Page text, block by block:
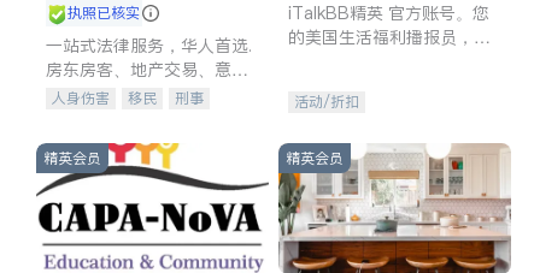
执照已核实
一站式法律服务，华人首选.
房东房客、地产交易、意外
伤害、车祸重伤、商业诉
建筑合同、刑事案件全包办
人身伤害 移民
刑事
信托/遗嘱
商业
索赔
律师-其它 保释
iTalkBB精英 官方账号。您
的美国生活福利播报员，精
专属福利。
活动/折扣
精英会员 精英会员